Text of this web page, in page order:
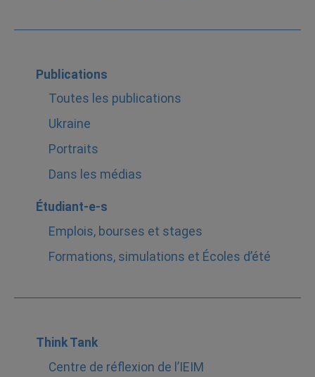
Publications
Toutes les publications
Ukraine
Portraits
Dans les médias
Étudiant-e-s
Emplois, bourses et stages
Formations, simulations et Écoles d’été
Think Tank
Centre de réflexion de l’IEIM